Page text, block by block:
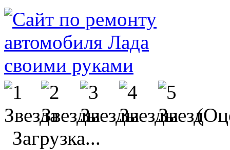
Загрузка...